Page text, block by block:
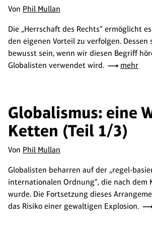
Von Phil Mullan
Die „Herrschaft des Rechts“ ermöglicht
den eigenen Vorteil zu verfolgen. Dessen
bewusst sein, wenn wir diesen Begriff
Globalisten verwendet wird.
mehr
Globalismus: eine
Ketten (Teil 1/3)
Von Phil Mullan
Globalisten beharren auf der „regel-
internationalen Ordnung“, die nach dem
wurde. Die Fortsetzung dieses
das Risiko einer gewaltigen Explosion.